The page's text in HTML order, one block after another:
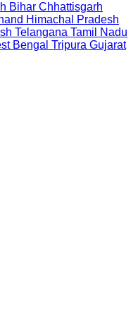
Bihar Chhattisgarh
Himachal Pradesh
Telangana Tamil Nadu
Bengal Tripura Gujarat